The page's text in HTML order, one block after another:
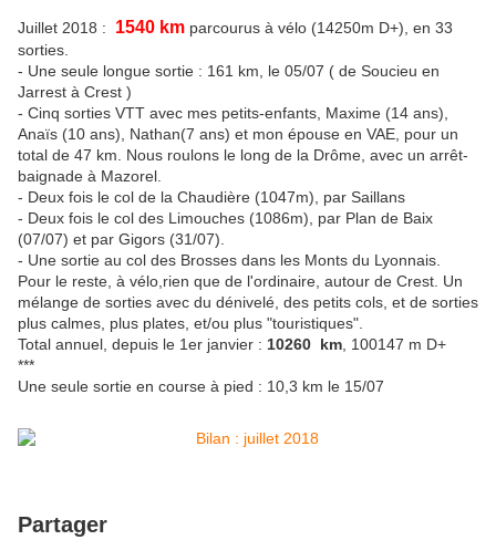
Juillet 2018 : 1540 km parcourus à vélo (14250m D+), en 33
sorties.
- Une seule longue sortie : 161 km, le 05/07 ( de Soucieu en
Jarrest à Crest )
- Cinq sorties VTT avec mes petits-enfants, Maxime (14 ans),
Anaïs (10 ans), Nathan(7 ans) et mon épouse en VAE, pour un
total de 47 km. Nous roulons le long de la Drôme, avec un arrêt-
baignade à Mazorel.
- Deux fois le col de la Chaudière (1047m), par Saillans
- Deux fois le col des Limouches (1086m), par Plan de Baix
(07/07) et par Gigors (31/07).
- Une sortie au col des Brosses dans les Monts du Lyonnais.
Pour le reste, à vélo,rien que de l'ordinaire, autour de Crest. Un
mélange de sorties avec du dénivelé, des petits cols, et de sorties
plus calmes, plus plates, et/ou plus "touristiques".
Total annuel, depuis le 1er janvier : 10260 km , 100147 m D+
***
Une seule sortie en course à pied : 10,3 km le 15/07
Partager